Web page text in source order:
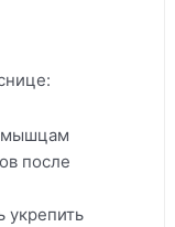
мышцам
после